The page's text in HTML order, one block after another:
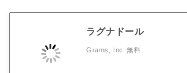
ラグナドール
Grams, Inc 無料